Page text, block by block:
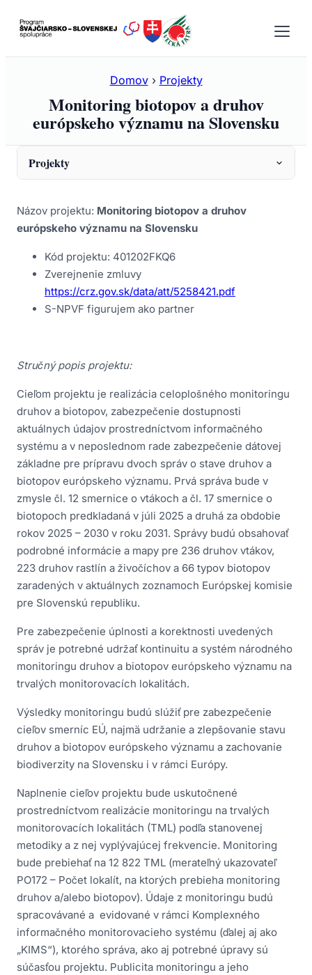
Domov › Projekty
Monitoring biotopov a druhov
európskeho významu na Slovensku
Projekty
„Turisti a príroda spolu“ v rámci programu
švajčiarsko-slovenskej spolupráce
Monitoring biotopov a druhov európskeho
významu na Slovensku
Príprava Programov starostlivosti pre vybrané ÚEV v
Projekt Starostlivosť o územie v správe Národného
Projekt Veľká Fatra - Eradikácia raka červeného, jeho
následný monitoring; monitoring a odstraňovanie
nepôvodných a inváznych druhov živočíchov a
rastlín; Obnova chovnej stanice
Realizácia programov starostlivosti o veľké šelmy na
Starostlivosť o územie v správe Národného parku
Veľká Fatra 2
Názov projektu: Monitoring biotopov a druhov
európskeho významu na Slovensku
Kód projektu: 401202FKQ6
Zverejnenie zmluvy
https://crz.gov.sk/data/att/5258421.pdf
S-NPVF figurujem ako partner
Stručný popis projektu:
Cieľom projektu je realizácia celoplošného monitoringu
druhov a biotopov, zabezpečenie dostupnosti
aktuálnych údajov prostredníctvom informačného
systému a v neposlednom rade zabezpečenie dátovej
základne pre prípravu dvoch správ o stave druhov a
biotopov európskeho významu. Prvá správa bude v
zmysle čl. 12 smernice o vtákoch a čl. 17 smernice o
biotopoch predkladaná v júli 2025 a druhá za obdobie
rokov 2025 – 2030 v roku 2031. Správy budú obsahovať
podrobné informácie a mapy pre 236 druhov vtákov,
223 druhov rastlín a živočíchov a 66 typov biotopov
zaradených v aktuálnych zoznamoch Európskej komisie
pre Slovenskú republiku.
Pre zabezpečenie úplnosti a korektnosti uvedených
správ je potrebné udržať kontinuitu a systém národného
monitoringu druhov a biotopov európskeho významu na
trvalých monitorovacích lokalitách.
Výsledky monitoringu budú slúžiť pre zabezpečenie
cieľov smerníc EÚ, najmä udržanie a zlepšovanie stavu
druhov a biotopov európskeho významu a zachovanie
biodiverzity na Slovensku i v rámci Európy.
Naplnenie cieľov projektu bude uskutočnené
prostredníctvom realizácie monitoringu na trvalých
monitorovacích lokalitách (TML) podľa stanovenej
metodiky a z nej vyplývajúcej frekvencie. Monitoring
bude prebiehať na 12 822 TML (merateľný ukazovateľ
PO172 – Počet lokalít, na ktorých prebieha monitoring
druhov a/alebo biotopov). Údaje z monitoringu budú
spracovávané a evidované v rámci Komplexného
informačného monitorovacieho systému (ďalej aj ako
„KIMS“), ktorého správa, ako aj potrebné úpravy sú
súčasťou projektu. Publicita monitoringu a jeho